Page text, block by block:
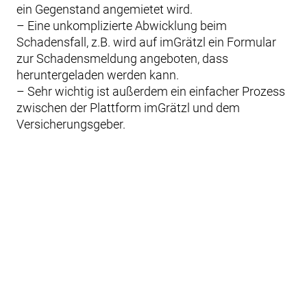
ein Gegenstand angemietet wird.
– Eine unkomplizierte Abwicklung beim
Schadensfall, z.B. wird auf imGrätzl ein Formular
zur Schadensmeldung angeboten, dass
heruntergeladen werden kann.
– Sehr wichtig ist außerdem ein einfacher Prozess
zwischen der Plattform imGrätzl und dem
Versicherungsgeber.